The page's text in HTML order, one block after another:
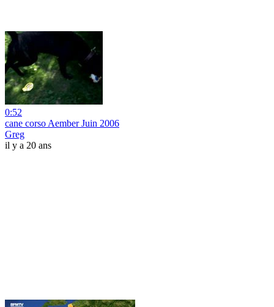
0:52
cane corso Aember Juin 2006
Greg
il y a 20 ans